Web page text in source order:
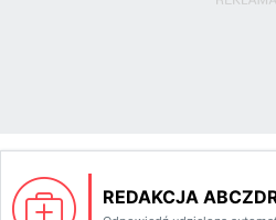
REDAKCJA